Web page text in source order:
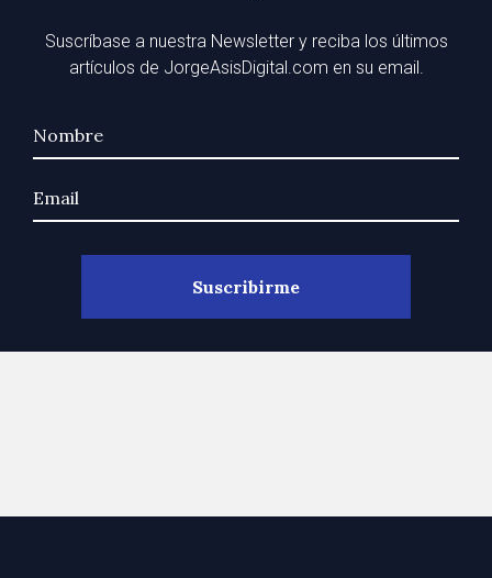
Suscríbase a nuestra Newsletter y reciba los últimos
artículos de JorgeAsisDigital.com en su email.